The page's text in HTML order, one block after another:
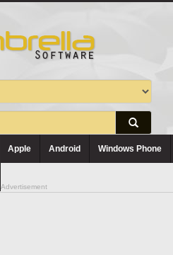
Apple Android Windows Phone
Advertisement